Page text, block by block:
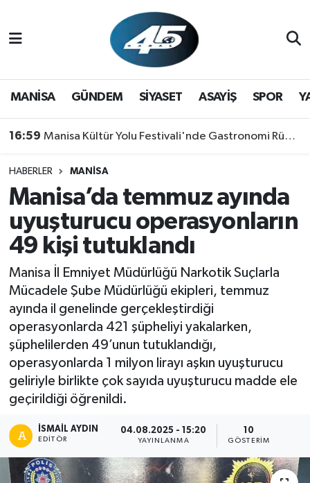
MANİSA GÜNDEM SİYASET ASAYİŞ SPOR
16:59 Manisa Kültür Yolu Festivali'nde Gastronomi Rüzgarı: Lezzetin Yıldızı "Manisa Kebabı" Oldu!
HABERLER MANİSA
Manisa’da temmuz ayında
uyuşturucu operasyonların
49 kişi tutuklandı
Manisa İl Emniyet Müdürlüğü Narkotik Suçlarla
Mücadele Şube Müdürlüğü ekipleri, temmuz
ayında il genelinde gerçekleştirdiği
operasyonlarda 421 şüpheliyi yakalarken,
şüphelilerden 49’unun tutuklandığı,
operasyonlarda 1 milyon lirayı aşkın uyuşturucu
geliriyle birlikte çok sayıda uyuşturucu madde ele
geçirildiği öğrenildi.
İSMAIL AYDIN
EDITÖR
04.08.2025 - 15:20
YAYINLANMA
10
GÖSTERIM
GÜNDEM
SPOR
YAŞAM
RESMİ REKLAM
Hava Durumu
Trafik Durumu
Son Dakika Haberleri
Haber Arşivi